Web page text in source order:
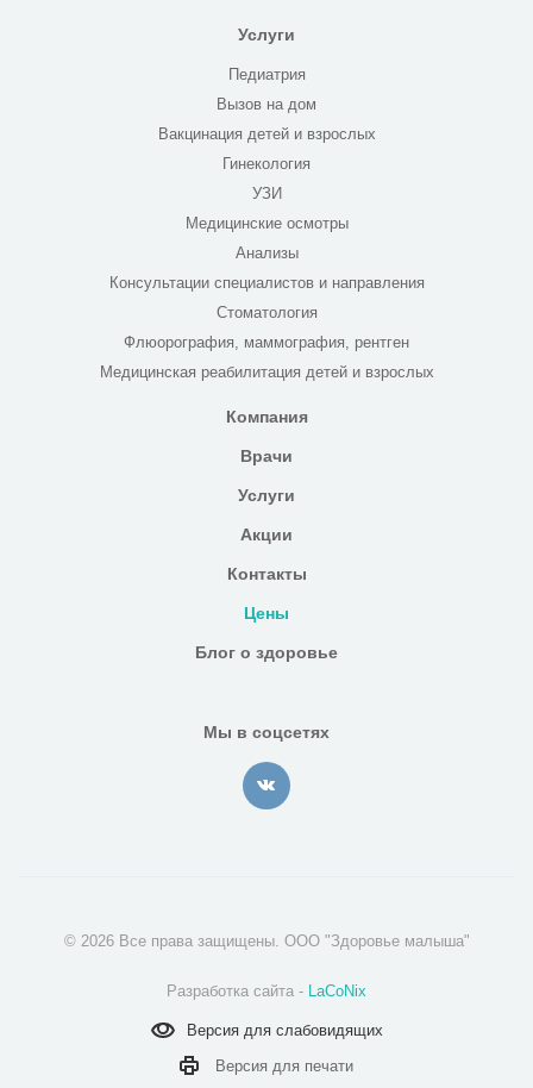
Услуги
Педиатрия
Вызов на дом
Вакцинация детей и взрослых
Гинекология
УЗИ
Медицинские осмотры
Анализы
Консультации специалистов и направления
Стоматология
Флюорография, маммография, рентген
Медицинская реабилитация детей и взрослых
Компания
Врачи
Услуги
Акции
Контакты
Цены
Блог о здоровье
Мы в соцсетях
© 2026 Все права защищены. ООО "Здоровье малыша"
Разработка сайта - LaCoNix
Версия дляслабовидящих
Версия для печати